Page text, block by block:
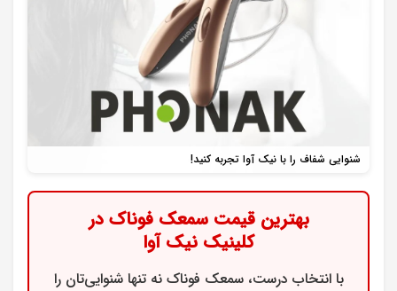
شنوایی شفاف را با نیک آوا تجربه کنید!
بهترین قیمت سمعک فوناک در
کلینیک نیک آوا
با انتخاب درست، سمعک فوناک نه تنها شنوایی‌تان را